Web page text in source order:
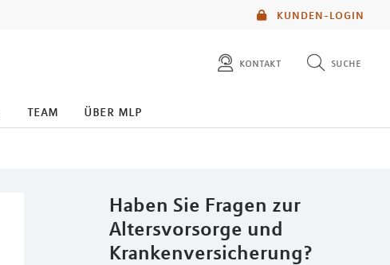
KUNDEN-LOGIN
kontakt suche
team über mlp
Haben Sie Fragen zur
Altersvorsorge und
Krankenversicherung?